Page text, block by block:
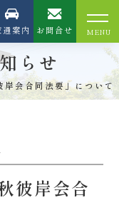
通案内 お問合せ
らせ
会合同法要」について
彼岸会合